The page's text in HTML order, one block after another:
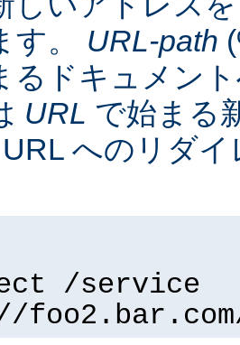
す。 URL-path
るドキュメン
URL で始まる
へのリダ
/service